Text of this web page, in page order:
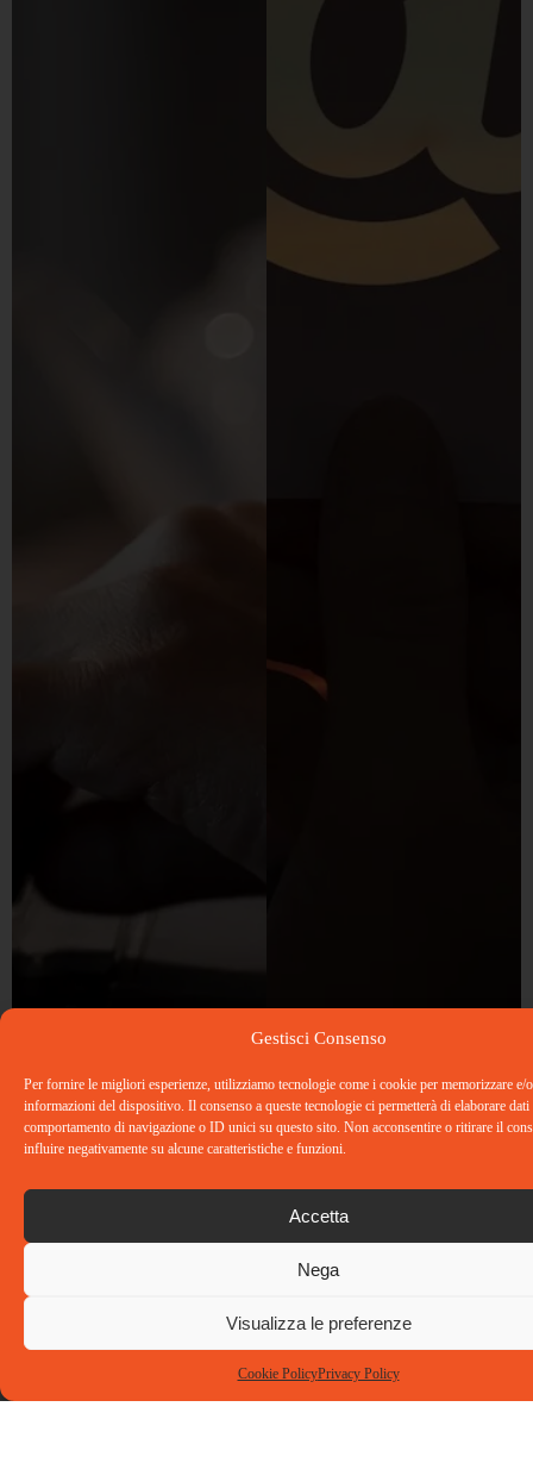
Gestisci Consenso
Per fornire le migliori esperienze, utilizziamo tecnologie come i cookie per memorizzare e/o
informazioni del dispositivo. Il consenso a queste tecnologie ci permetterà di elaborare
comportamento di navigazione o ID unici su questo sito. Non acconsentire o ritirare il
influire negativamente su alcune caratteristiche e funzioni.
Accetta
Nega
Visualizza le preferenze
Cookie PolicyPrivacy Policy
Consulting
Via Privata
Guido Capelli,
12 – 20126
Contatti
86894402
info@tiemmeconsulting.com